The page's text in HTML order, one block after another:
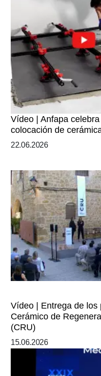
Vídeo | Anfapa celebra
colocación de
22.06.2026
Vídeo | Entrega de los
Cerámico de
(CRU)
15.06.2026